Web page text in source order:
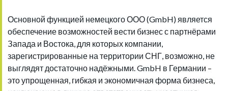
Основной функцией немецкого ООО (GmbH) является
обеспечение возможностей вести бизнес с партнёрами
Запада и Востока, для которых компании,
зарегистрированные на территории СНГ, возможно, не
выглядят достаточно надёжными. GmbH в Германии –
это упрощенная, гибкая и экономичная форма бизнеса,